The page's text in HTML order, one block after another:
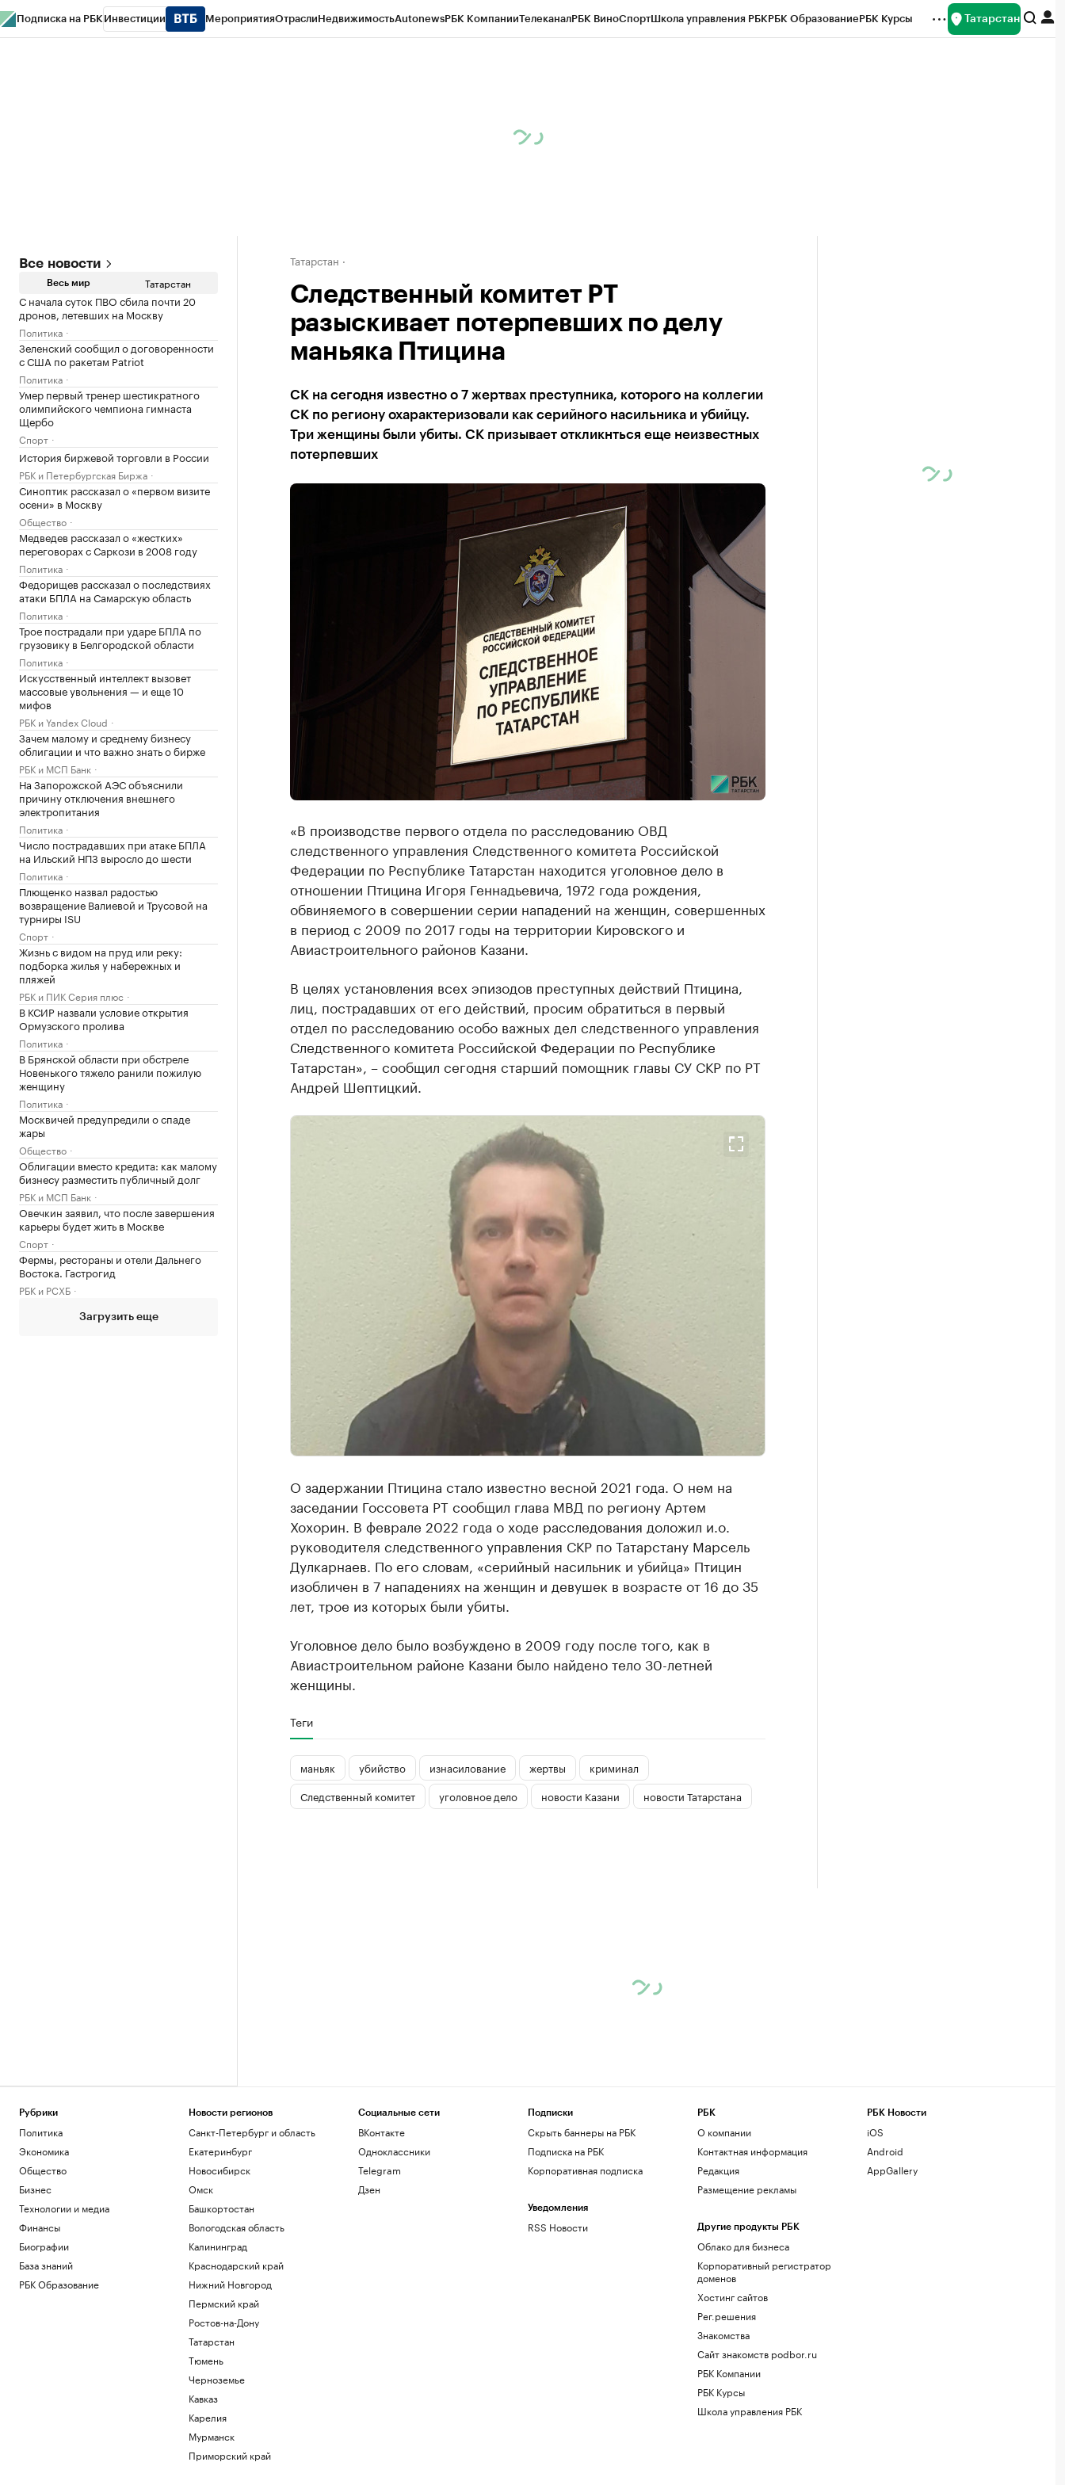
Подписка на РБК Инвестиции МероприятияОтраслиНедвижимостьAutonewsРБК КомпанииТелеканалРБК ВиноСпортШкола управления РБКРБК ОбразованиеРБК Курсы Татарстан
Все новости
Весь мир Татарстан
С начала суток ПВО сбила почти 20
дронов, летевших на Москву
Политика
Зеленский сообщил о договоренности
с США по ракетам Patriot
Политика
Умер первый тренер шестикратного
олимпийского чемпиона гимнаста
Щербо
Спорт
История биржевой торговли в России
РБК и Петербургская Биржа
Синоптик рассказал о «первом визите
осени» в Москву
Общество
Медведев рассказал о «жестких»
переговорах с Саркози в 2008 году
Политика
Федорищев рассказал о последствиях
атаки БПЛА на Самарскую область
Политика
Трое пострадали при ударе БПЛА по
грузовику в Белгородской области
Политика
Искусственный интеллект вызовет
массовые увольнения — и еще 10
мифов
РБК и Yandex Cloud
Зачем малому и среднему бизнесу
облигации и что важно знать о бирже
РБК и МСП Банк
На Запорожской АЭС объяснили
причину отключения внешнего
электропитания
Политика
Число пострадавших при атаке БПЛА
на Ильский НПЗ выросло до шести
Политика
Плющенко назвал радостью
возвращение Валиевой и Трусовой на
турниры ISU
Спорт
Жизнь с видом на пруд или реку:
подборка жилья у набережных и
пляжей
РБК и ПИК Серия плюс
В КСИР назвали условие открытия
Ормузского пролива
Политика
В Брянской области при обстреле
Новенького тяжело ранили пожилую
женщину
Политика
Москвичей предупредили о спаде
жары
Общество
Облигации вместо кредита: как малому
бизнесу разместить публичный долг
РБК и МСП Банк
Овечкин заявил, что после завершения
карьеры будет жить в Москве
Спорт
Фермы, рестораны и отели Дальнего
Востока. Гастрогид
РБК и РСХБ
Загрузить еще
Татарстан
Следственный комитет РТ
разыскивает потерпевших по делу
маньяка Птицина
СК на сегодня известно о 7 жертвах преступника, которого на коллегии
СК по региону охарактеризовали как серийного насильника и убийцу.
Три женщины были убиты. СК призывает откликнться еще неизвестных
потерпевших
«В производстве первого отдела по расследованию ОВД
следственного управления Следственного комитета Российской
Федерации по Республике Татарстан находится уголовное дело в
отношении Птицина Игоря Геннадьевича, 1972 года рождения,
обвиняемого в совершении серии нападений на женщин, совершенных
в период с 2009 по 2017 годы на территории Кировского и
Авиастроительного районов Казани.
В целях установления всех эпизодов преступных действий Птицина,
лиц, пострадавших от его действий, просим обратиться в первый
отдел по расследованию особо важных дел следственного управления
Следственного комитета Российской Федерации по Республике
Татарстан», – сообщил сегодня старший помощник главы СУ СКР по РТ
Андрей Шептицкий.
О задержании Птицина стало известно весной 2021 года. О нем на
заседании Госсовета РТ сообщил глава МВД по региону Артем
Хохорин. В феврале 2022 года о ходе расследования доложил и.о.
руководителя следственного управления СКР по Татарстану Марсель
Дулкарнаев. По его словам, «серийный насильник и убийца» Птицин
изобличен в 7 нападениях на женщин и девушек в возрасте от 16 до 35
лет, трое из которых были убиты.
Уголовное дело было возбуждено в 2009 году после того, как в
Авиастроительном районе Казани было найдено тело 30-летней
женщины.
Теги
маньяк убийство изнасилование жертвы
криминал
Следственный комитет
уголовное дело новости Казани новости Татарстана
Рубрики
Политика
Экономика
Общество
Бизнес
Технологии и медиа
Финансы
Биографии
База знаний
РБК Образование
Новости регионов
Санкт-Петербург и область
Екатеринбург
Новосибирск
Омск
Башкортостан
Вологодская область
Калининград
Краснодарский край
Нижний Новгород
Пермский край
Ростов-на-Дону
Татарстан
Тюмень
Черноземье
Кавказ
Карелия
Мурманск
Приморский край
Социальные сети
ВКонтакте
Одноклассники
Telegram
Дзен
Подписки
Скрыть баннеры на РБК
Подписка на РБК
Корпоративная подписка
Уведомления
RSS Новости
РБК
О компании
Контактная информация
Редакция
Размещение рекламы
Другие продукты РБК
Облако для бизнеса
Корпоративный регистратор
доменов
Хостинг сайтов
Рег.решения
Знакомства
Сайт знакомств podbor.ru
РБК Компании
РБК Курсы
Школа управления РБК
РБК Новости
iOS
Android
AppGallery